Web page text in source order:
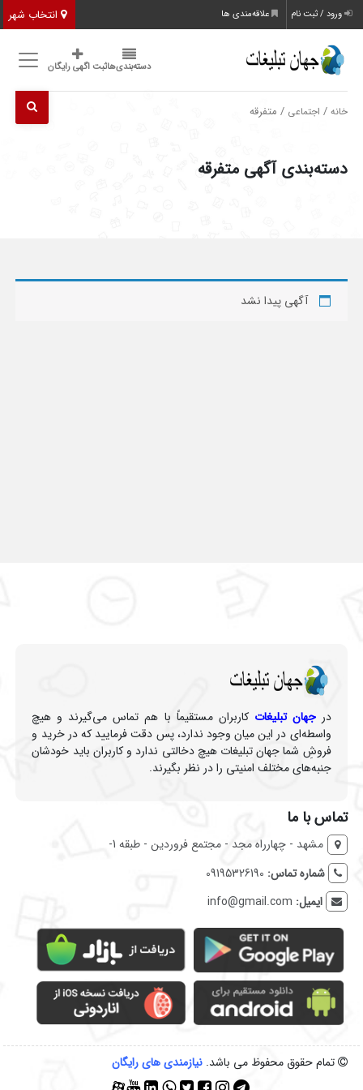
انتخاب شهر ورود / ثبت نام علاقه‌مندی ها
دسته‌بندی‌هاثبت اگهی رایگان
خانه / اجتماعی / متفرقه
دسته‌بندی آگهی متفرقه
آگهی پیدا نشد
درجهان تبلیغات کاربران مستقیماً با هم تماس می‌گیرند و هیچ
واسطه‌ای در این میان وجود ندارد، پس دقت فرمایید که در خرید و
فروشِ شما جهان تبلیغات هیچ دخالتی ندارد و کاربران باید خودشان
جنبه‌های مختلف امنیتی را در نظر بگیرند.
تماس با ما
مشهد - چهارراه مجد - مجتمع فروردین - طبقه 1-
شماره تماس: 09195326190
ایمیل: info@gmail.com
تمام حقوق محفوظ می باشد.نیازمندی‌ های رایگان